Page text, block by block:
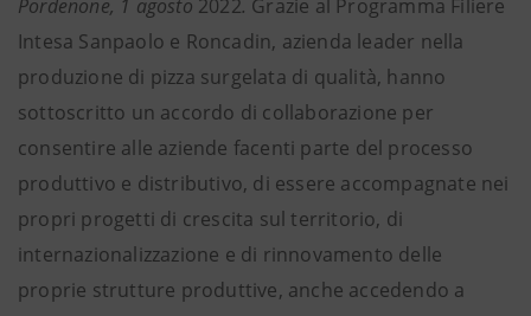
Pordenone, 1 agosto 2022. Grazie al Programma Filiere
Intesa Sanpaolo e Roncadin, azienda leader nella
produzione di pizza surgelata di qualità, hanno
sottoscritto un accordo di collaborazione per
consentire alle aziende facenti parte del processo
produttivo e distributivo, di essere accompagnate nei
propri progetti di crescita sul territorio, di
internazionalizzazione e di rinnovamento delle
proprie strutture produttive, anche accedendo a